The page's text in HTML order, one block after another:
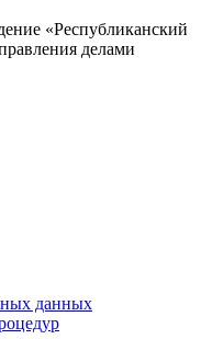
«Республиканский
делами
данных